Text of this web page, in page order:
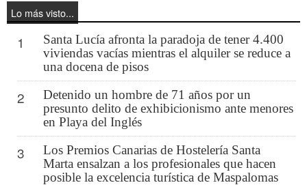
Lo más visto...
1
Santa Lucía afronta la paradoja de tener 4.400
viviendas vacías mientras el alquiler se reduce a
una docena de pisos
2
Detenido un hombre de 71 años por un
presunto delito de exhibicionismo ante menores
en Playa del Inglés
3
Los Premios Canarias de Hostelería Santa
Marta ensalzan a los profesionales que hacen
posible la excelencia turística de Maspalomas